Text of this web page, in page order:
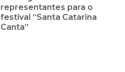
representantes para o
festival “Santa Catarina
Canta”